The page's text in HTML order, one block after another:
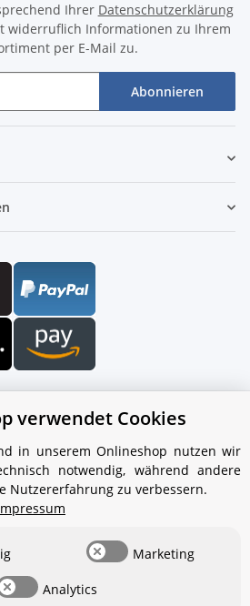
Ihrer Datenschutzerklärung
widerruflich Informationen zu Ihrem
per E-Mail zu.
Abonnieren
willkommen
verwendet Cookies
in unserem Onlineshop nutzen wir
notwendig, während andere
Nutzererfahrung zu verbessern.
Marketing
Analytics